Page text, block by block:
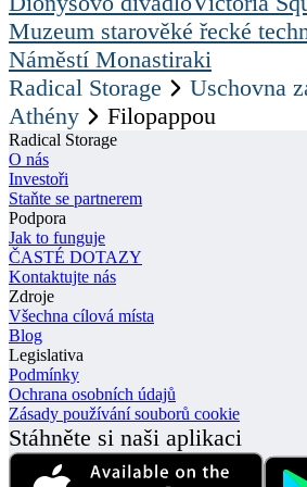
Muzeum starověké řecké
Náměstí Monastiraki
Radical Storage
Uschovna
Athény
Filopappou
Radical Storage
O nás
Investoři
Staňte se partnerem
Podpora
Jak to funguje
ČASTÉ DOTAZY
Kontaktujte nás
Zdroje
Všechna cílová místa
Blog
Legislativa
Podmínky
Ochrana osobních údajů
Zásady používání souborů cookie
Stáhněte si naši aplikaci